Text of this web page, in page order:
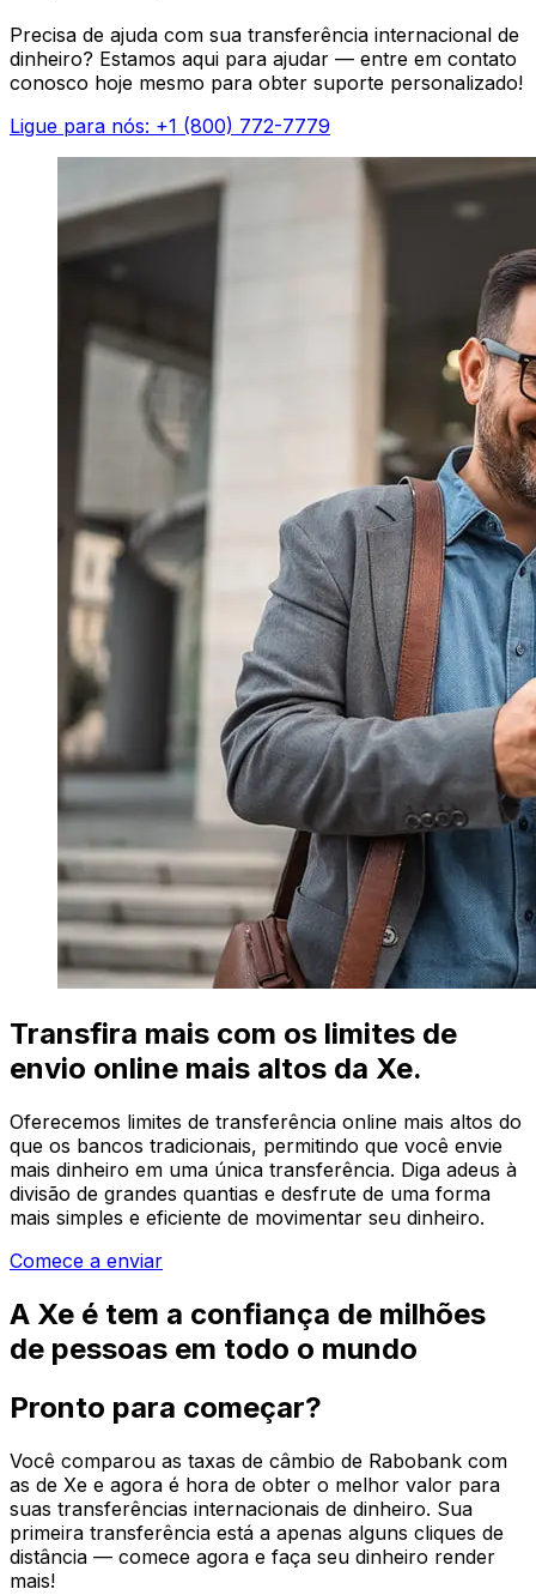
Precisa de ajuda com sua transferência internacional de
dinheiro? Estamos aqui para ajudar — entre em contato
conosco hoje mesmo para obter suporte personalizado!
Ligue para nós: +1 (800) 772-7779
Transfira mais com os limites de
envio online mais altos da Xe.
Oferecemos limites de transferência online mais altos do
que os bancos tradicionais, permitindo que você envie
mais dinheiro em uma única transferência. Diga adeus à
divisão de grandes quantias e desfrute de uma forma
mais simples e eficiente de movimentar seu dinheiro.
Comece a enviar
A Xe é tem a confiança de milhões
de pessoas em todo o mundo
Pronto para começar?
Você comparou as taxas de câmbio de Rabobank com
as de Xe e agora é hora de obter o melhor valor para
suas transferências internacionais de dinheiro. Sua
primeira transferência está a apenas alguns cliques de
distância — comece agora e faça seu dinheiro render
mais!